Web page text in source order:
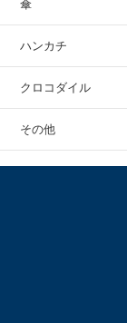
傘
ハンカチ
クロコダイル
その他